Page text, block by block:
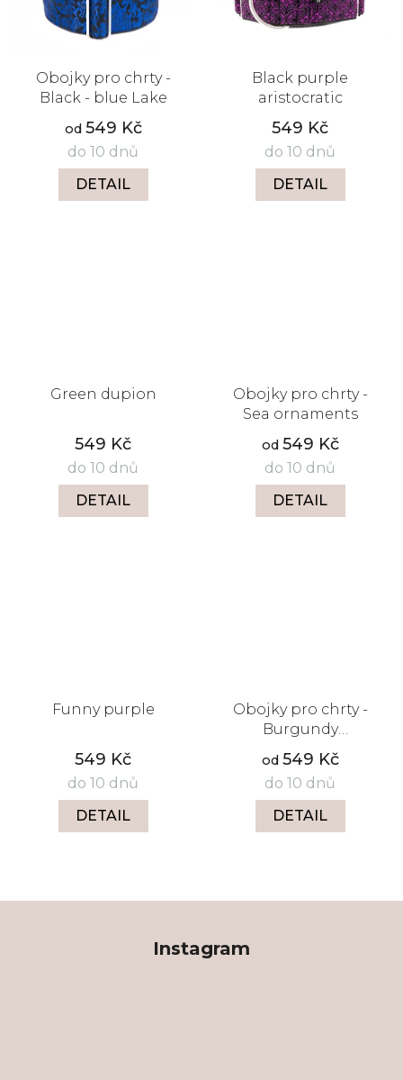
Obojky pro chrty -
Black - blue Lake
od 549 Kč
do 10 dnů
DETAIL
Black purple
aristocratic
549 Kč
do 10 dnů
DETAIL
Green dupion
549 Kč
do 10 dnů
DETAIL
Obojky pro chrty -
Sea ornaments
od 549 Kč
do 10 dnů
DETAIL
Funny purple
549 Kč
do 10 dnů
DETAIL
Obojky pro chrty -
Burgundy
aristocratic
od 549 Kč
do 10 dnů
DETAIL
Instagram